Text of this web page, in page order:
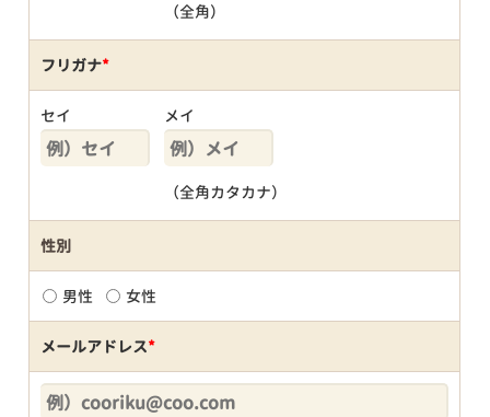
（全角）
フリガナ*
セイ メイ
（全角カタカナ）
性別
男性 女性
メールアドレス*